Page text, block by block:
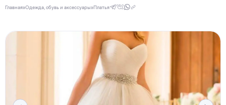
Главная»Одежда, обувь и аксессуары»Платья